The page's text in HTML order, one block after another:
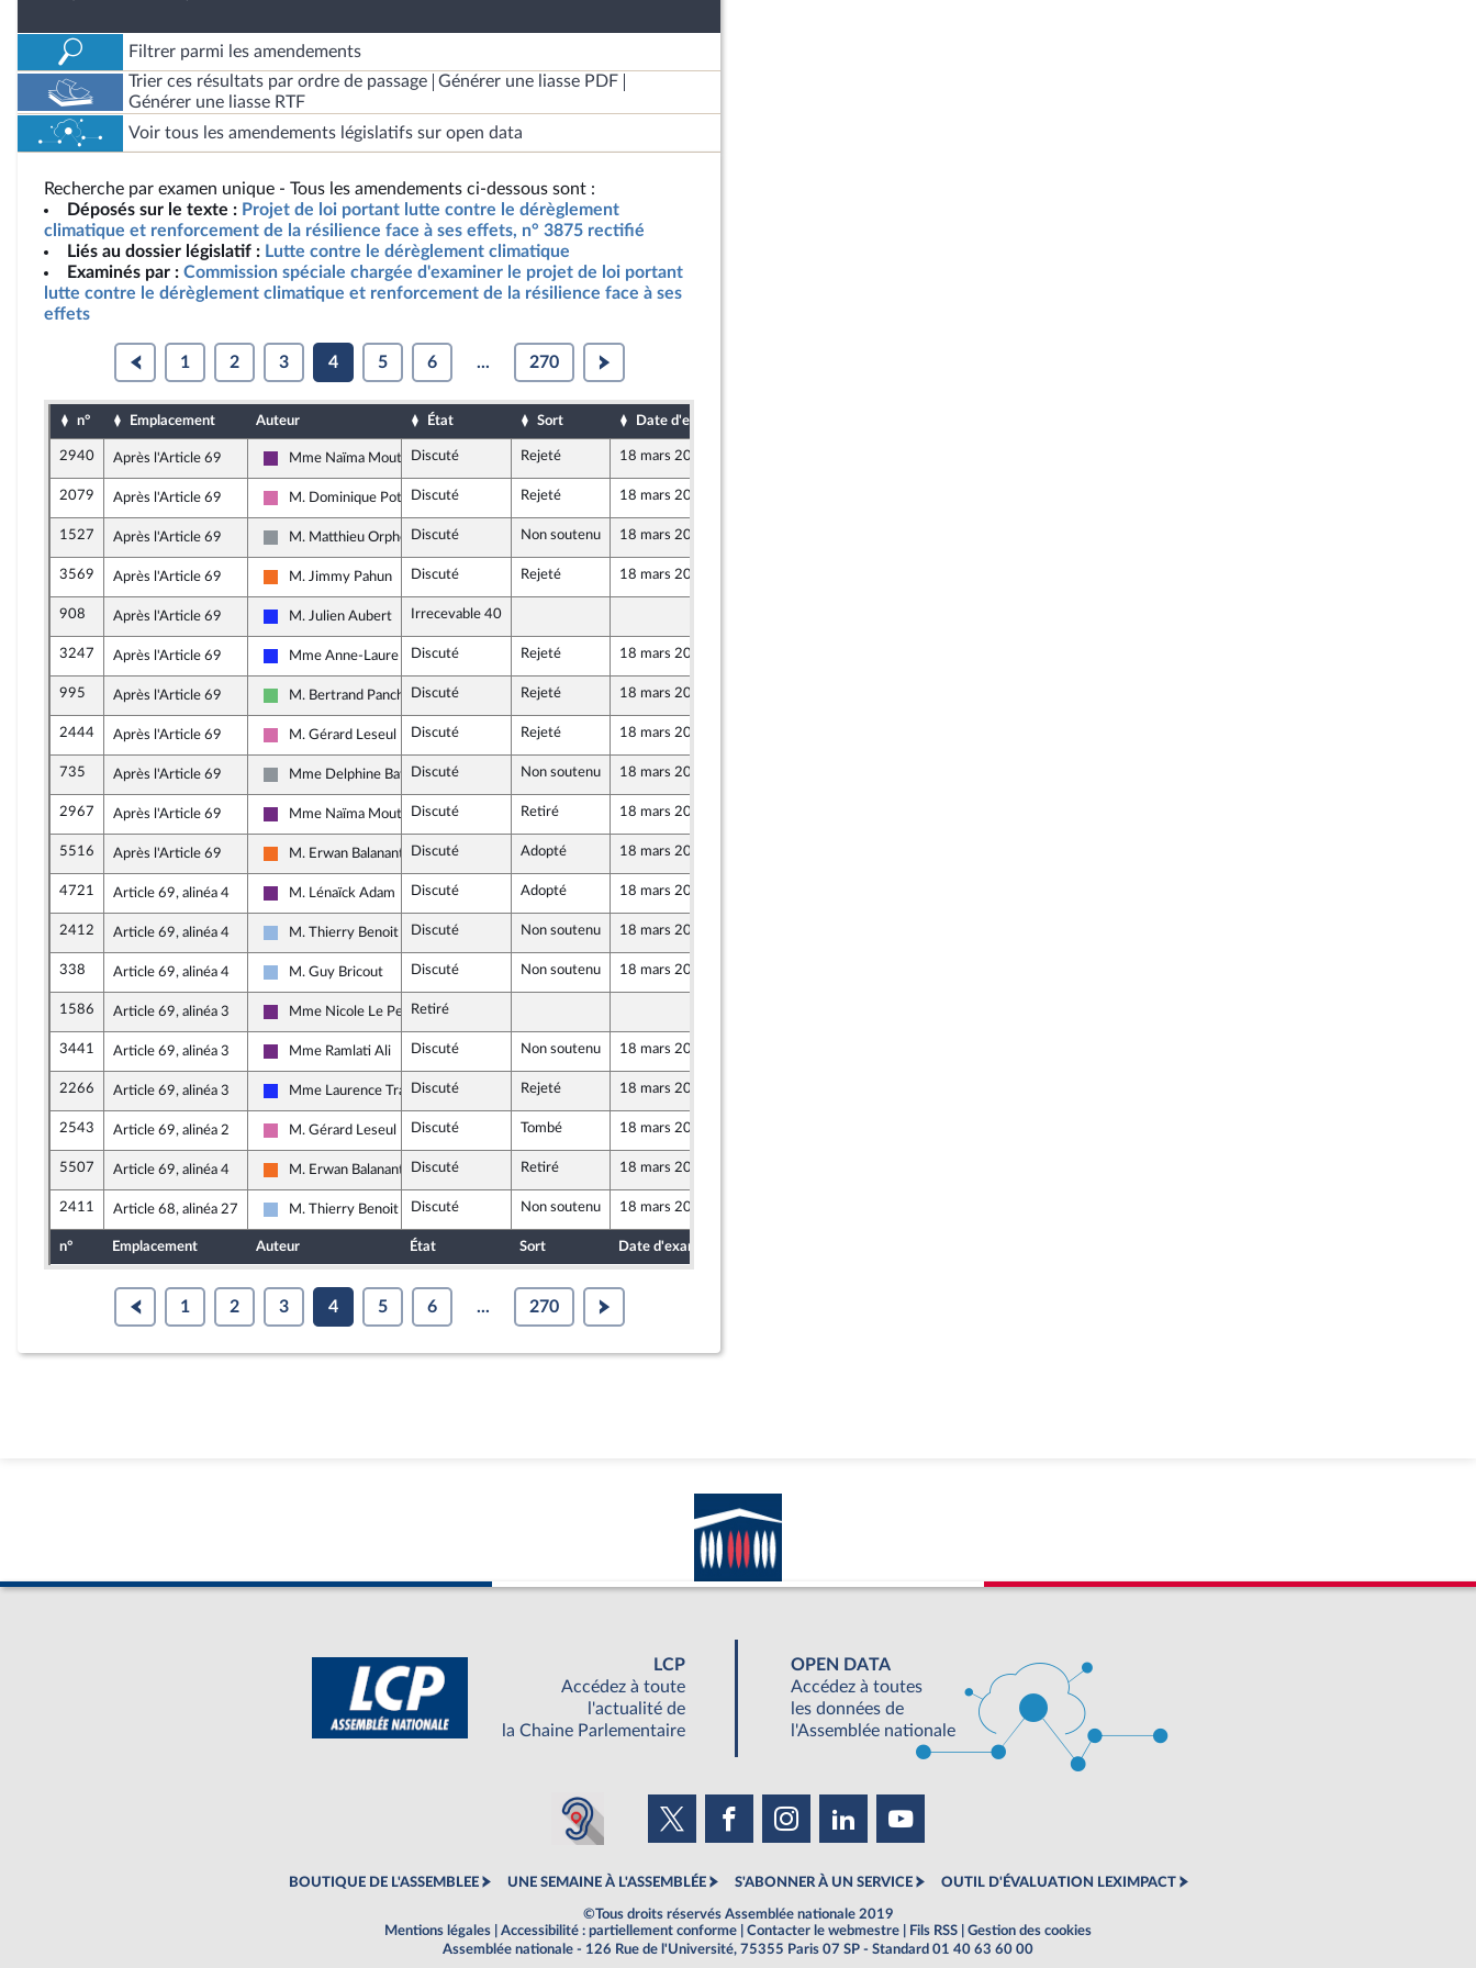
Filtrer parmi les amendements
Trier ces résultats par ordre de passage
Générer une liasse PDF
Générer une liasse RTF
Voir tous les amendements législatifs sur open data
Recherche par examen unique - Tous les amendements ci-dessous sont :
Déposés sur le texte : Projet de loi portant lutte contre le dérèglement
climatique et renforcement de la résilience face à ses effets, n° 3875 rectifié
Liés au dossier législatif : Lutte contre le dérèglement climatique
Examinés par : Commission spéciale chargée d'examiner le projet de loi portant
lutte contre le dérèglement climatique et renforcement de la résilience face à ses
effets
1 2 3 4 5 6 ... 270
n° Emplacement Auteur État Sort Date d'examen
2940 Après l'Article 69
La République en Marche
Mme Naïma MoutchouDiscuté Rejeté 18 mars 2021
2079 Après l'Article 69
Socialistes et apparentés
M. Dominique PotierDiscuté Rejeté 18 mars 2021
1527 Après l'Article 69
Non inscrit
M. Matthieu OrphelinDiscuté Non soutenu 18 mars 2021
3569 Après l'Article 69
Mouvement Démocrate (MoDem) et Démocrates apparentés
M. Jimmy Pahun Discuté Rejeté 18 mars 2021
908 Après l'Article 69
Les Républicains
M. Julien Aubert Irrecevable 40
3247 Après l'Article 69
Les Républicains
Mme Anne-Laure BlinDiscuté Rejeté 18 mars 2021
995 Après l'Article 69
Libertés et Territoires
M. Bertrand PancherDiscuté Rejeté 18 mars 2021
2444 Après l'Article 69
Socialistes et apparentés
M. Gérard Leseul Discuté Rejeté 18 mars 2021
735 Après l'Article 69
Non inscrit
Mme Delphine BathoDiscuté Non soutenu 18 mars 2021
2967 Après l'Article 69
La République en Marche
Mme Naïma MoutchouDiscuté Retiré 18 mars 2021
5516 Après l'Article 69
Mouvement Démocrate (MoDem) et Démocrates apparentés
M. Erwan Balanant Discuté Adopté 18 mars 2021
4721 Article 69, alinéa 4
La République en Marche
M. Lénaïck Adam Discuté Adopté 18 mars 2021
2412 Article 69, alinéa 4
UDI et Indépendants
M. Thierry Benoit Discuté Non soutenu 18 mars 2021
338 Article 69, alinéa 4
UDI et Indépendants
M. Guy Bricout Discuté Non soutenu 18 mars 2021
1586 Article 69, alinéa 3
La République en Marche
Mme Nicole Le PeihRetiré
3441 Article 69, alinéa 3
La République en Marche
Mme Ramlati Ali Discuté Non soutenu 18 mars 2021
2266 Article 69, alinéa 3
Les Républicains
Mme Laurence Trastour-Isnart
Discuté Rejeté 18 mars 2021
2543 Article 69, alinéa 2
Socialistes et apparentés
M. Gérard Leseul Discuté Tombé 18 mars 2021
5507 Article 69, alinéa 4
Mouvement Démocrate (MoDem) et Démocrates apparentés
M. Erwan Balanant Discuté Retiré 18 mars 2021
2411 Article 68, alinéa 27
UDI et Indépendants
M. Thierry Benoit Discuté Non soutenu 18 mars 2021
n° Emplacement Auteur État Sort Date d'examen
1 2 3 4 5 6 ... 270
LCP
Accédez à toute
l'actualité de
la Chaine Parlementaire
OPEN DATA
Accédez à toutes
les données de
l'Assemblée nationale
BOUTIQUE DE L'ASSEMBLEE UNE SEMAINE À L'ASSEMBLÉE S'ABONNER À UN SERVICE OUTIL D'ÉVALUATION LEXIMPACT
©Tous droits réservés Assemblée nationale 2019
Mentions légales
Accessibilité : partiellement conforme Contacter le webmestre Fils RSS
Gestion des cookies
Assemblée nationale - 126 Rue de l'Université, 75355 Paris 07 SP - Standard 01 40 63 60 00